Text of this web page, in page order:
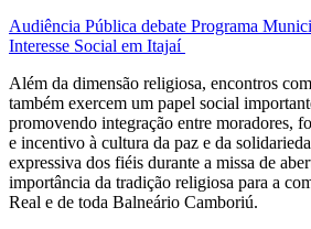
Audiência Pública debate Programa
Interesse Social em Itajaí
Além da dimensão religiosa, encontros
também exercem um papel social
promovendo integração entre moradores,
e incentivo à cultura da paz e da
expressiva dos fiéis durante a missa de
importância da tradição religiosa para a
Real e de toda Balneário Camboriú.